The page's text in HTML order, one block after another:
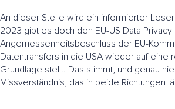
An dieser Stelle wird ein informierter
2023 gibt es doch den EU-US Data
Angemessenheitsbeschluss der EU-
Datentransfers in die USA wieder auf eine
Grundlage stellt. Das stimmt, und genau
Missverständnis, das in beide Richtungen